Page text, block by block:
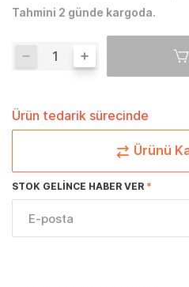
Tahmini 2 günde kargoda.
Ürün tedarik sürecinde
Ürünü
STOK GELINCE HABER VER